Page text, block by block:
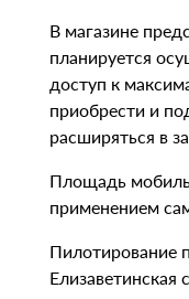
В магазине
планируется
доступ к
приобрести и
расширяться в
Площадь
применением
Пилотирование